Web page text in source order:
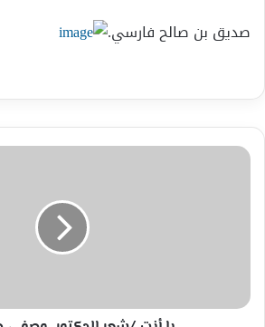
صديق بن صالح فارسي.
يا